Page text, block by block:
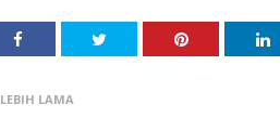
LEBIH LAMA